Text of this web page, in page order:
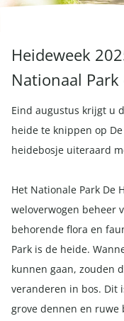
Heideweek
Nationaal Park
Eind augustus krijgt u
heide te knippen op
heidebosje uiteraard
Het Nationale Park De
weloverwogen beheer
behorende flora en
Park is de heide.
kunnen gaan, zouden
veranderen in bos. Dit
grove dennen en ruwe